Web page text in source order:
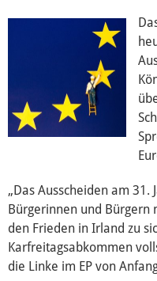
Wahl 2019
ACTA
Konstitutionelle
TTIP
„Das Ausscheiden am
Bürgerinnen und Bürgern
den Frieden in Irland zu
Karfreitagsabkommen
die Linke im EP von